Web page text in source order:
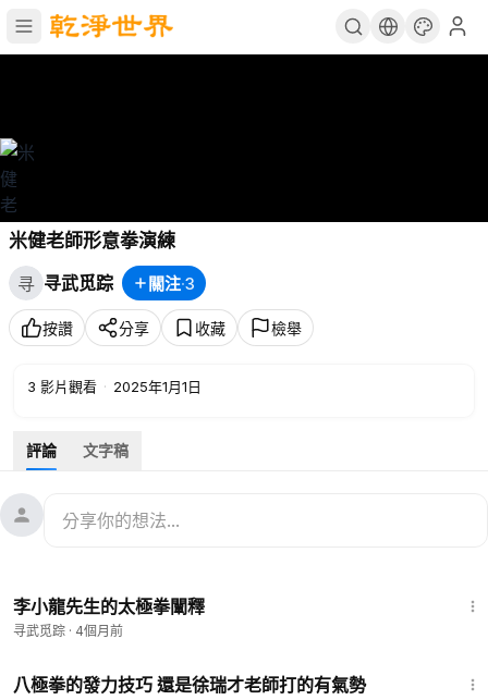
米健老師形意拳演練
寻 寻武觅踪 關注·3
按讚 分享 收藏 檢舉
3 影片觀看 · 2025年1月1日
評論 文字稿
李小龍先生的太極拳闡釋
寻武觅踪 · 4個月前
八極拳的發力技巧 還是徐瑞才老師打的有氣勢